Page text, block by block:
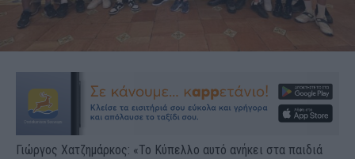
Γιώργος Χατζημάρκος: «Το Κύπελλο αυτό ανήκει στα παιδιά